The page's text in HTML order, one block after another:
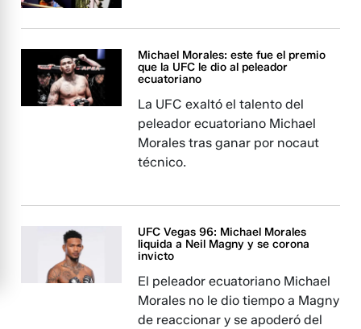
Michael Morales: este fue el premio
que la UFC le dio al peleador
ecuatoriano
La UFC exaltó el talento del
peleador ecuatoriano Michael
Morales tras ganar por nocaut
técnico.
UFC Vegas 96: Michael Morales
liquida a Neil Magny y se corona
invicto
El peleador ecuatoriano Michael
Morales no le dio tiempo a Magny
de reaccionar y se apoderó del